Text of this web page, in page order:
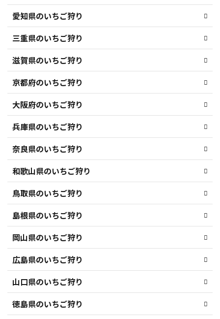
愛知県のいちご狩り
三重県のいちご狩り
滋賀県のいちご狩り
京都府のいちご狩り
大阪府のいちご狩り
兵庫県のいちご狩り
奈良県のいちご狩り
和歌山県のいちご狩り
鳥取県のいちご狩り
島根県のいちご狩り
岡山県のいちご狩り
広島県のいちご狩り
山口県のいちご狩り
徳島県のいちご狩り